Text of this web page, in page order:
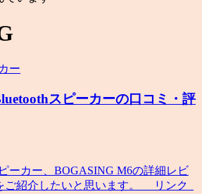
ー
スピーカーの口コミ・評
ーカー、BOGASING M6の詳細レビ
ご紹介したいと思います。 リンク